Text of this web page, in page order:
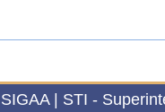
SIGAA | STI -